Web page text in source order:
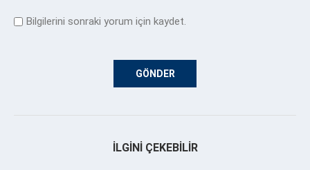
Bilgilerini sonraki yorum için kaydet.
İLGINI ÇEKEBILIR